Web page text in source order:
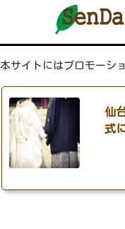
本サイトにはプロモーシ
仙
式